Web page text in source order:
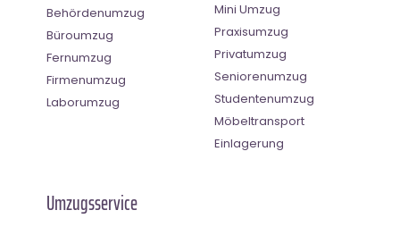
Behördenumzug
Büroumzug
Fernumzug
Firmenumzug
Laborumzug
Mini Umzug
Praxisumzug
Privatumzug
Seniorenumzug
Studentenumzug
Möbeltransport
Einlagerung
Umzugsservice